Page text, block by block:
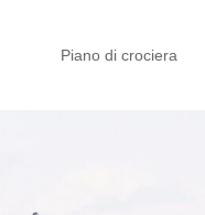
Piano di crociera